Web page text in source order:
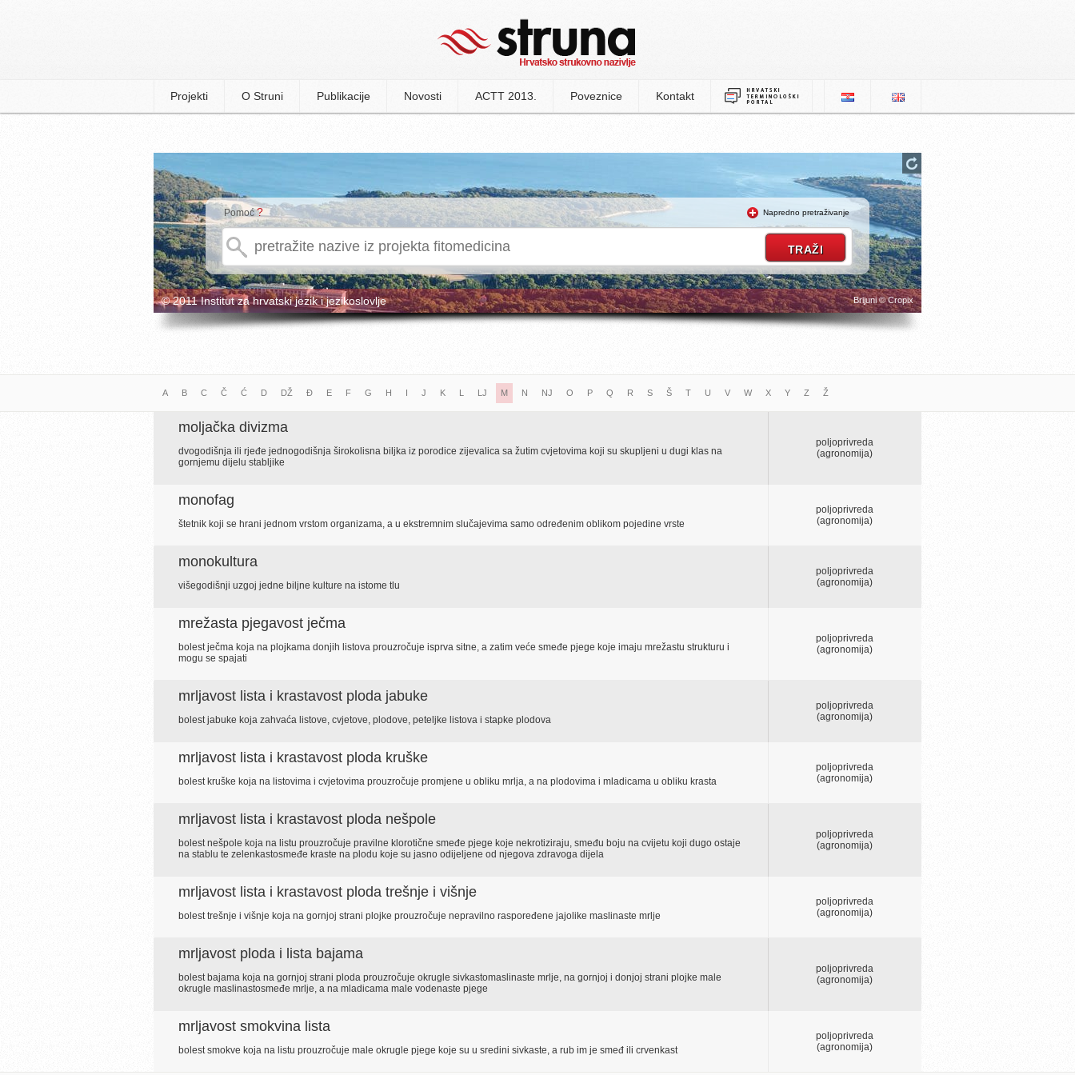
Projekti O Struni Publikacije Novosti ACTT 2013. Poveznice Kontakt
Pomoć? Napredno pretraživanje
© 2011 Institut za hrvatski jezik i jezikoslovlje Brijuni © Cropix
A B C Č Ć D DŽ Đ E F G H I J K L LJ M N NJ O P Q R S Š T U V W X Y Z Ž
moljačka divizma
dvogodišnja ili rjeđe jednogodišnja širokolisna biljka iz porodice zijevalica sa žutim cvjetovima koji su skupljeni u dugi klas na
gornjemu dijelu stabljike
poljoprivreda
(agronomija)
monofag
štetnik koji se hrani jednom vrstom organizama, a u ekstremnim slučajevima samo određenim oblikom pojedine vrste
poljoprivreda
(agronomija)
monokultura
višegodišnji uzgoj jedne biljne kulture na istome tlu
poljoprivreda
(agronomija)
mrežasta pjegavost ječma
bolest ječma koja na plojkama donjih listova prouzročuje isprva sitne, a zatim veće smeđe pjege koje imaju mrežastu strukturu i
mogu se spajati
poljoprivreda
(agronomija)
mrljavost lista i krastavost ploda jabuke
bolest jabuke koja zahvaća listove, cvjetove, plodove, peteljke listova i stapke plodova
poljoprivreda
(agronomija)
mrljavost lista i krastavost ploda kruške
bolest kruške koja na listovima i cvjetovima prouzročuje promjene u obliku mrlja, a na plodovima i mladicama u obliku krasta
poljoprivreda
(agronomija)
mrljavost lista i krastavost ploda nešpole
bolest nešpole koja na listu prouzročuje pravilne klorotične smeđe pjege koje nekrotiziraju, smeđu boju na cvijetu koji dugo ostaje
na stablu te zelenkastosmeđe kraste na plodu koje su jasno odijeljene od njegova zdravoga dijela
poljoprivreda
(agronomija)
mrljavost lista i krastavost ploda trešnje i višnje
bolest trešnje i višnje koja na gornjoj strani plojke prouzročuje nepravilno raspoređene jajolike maslinaste mrlje
poljoprivreda
(agronomija)
mrljavost ploda i lista bajama
bolest bajama koja na gornjoj strani ploda prouzročuje okrugle sivkastomaslinaste mrlje, na gornjoj i donjoj strani plojke male
okrugle maslinastosmeđe mrlje, a na mladicama male vodenaste pjege
poljoprivreda
(agronomija)
mrljavost smokvina lista
bolest smokve koja na listu prouzročuje male okrugle pjege koje su u sredini sivkaste, a rub im je smeđ ili crvenkast
poljoprivreda
(agronomija)